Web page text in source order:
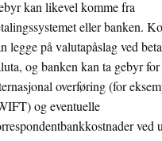
kan likevel komme fra
eller banken.
legge på valutapåslag ved
og banken kan ta gebyr for
overføring (for
og eventuelle
ved